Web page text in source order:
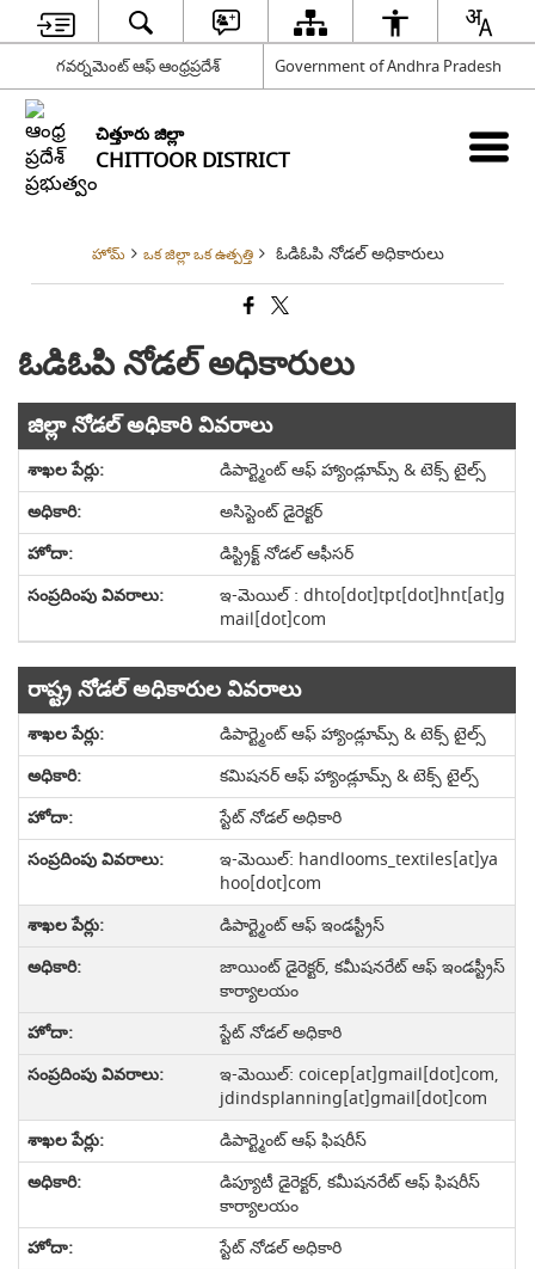
గవర్నమెంట్ ఆఫ్ ఆంధ్రప్రదేశ్ Government of Andhra Pradesh
చిత్తూరు జిల్లా
CHITTOOR DISTRICT
హోమ్ ఒక జిల్లా ఒక ఉత్పత్తి ఓడిఓపి నోడల్ అధికారులు
ఓడిఓపి నోడల్ అధికారులు
జిల్లా నోడల్ అధికారి వివరాలు
డిపార్ట్మెంట్ ఆఫ్ హ్యాండ్లూమ్స్ & టెక్స్ టైల్స్
అసిస్టెంట్ డైరెక్టర్
డిస్ట్రిక్ట్ నోడల్ ఆఫీసర్
ఇ-మెయిల్ : dhto[dot]tpt[dot]hnt[at]g
mail[dot]com
రాష్ట్ర నోడల్ అధికారుల వివరాలు
డిపార్ట్మెంట్ ఆఫ్ హ్యాండ్లూమ్స్ & టెక్స్ టైల్స్
కమిషనర్ ఆఫ్ హ్యాండ్లూమ్స్ & టెక్స్ టైల్స్
స్టేట్ నోడల్ అధికారి
ఇ-మెయిల్: handlooms_textiles[at]ya
hoo[dot]com
డిపార్ట్మెంట్ ఆఫ్ ఇండస్ట్రీస్
జాయింట్ డైరెక్టర్, కమీషనరేట్ ఆఫ్ ఇండస్ట్రీస్
కార్యాలయం
స్టేట్ నోడల్ అధికారి
ఇ-మెయిల్: coicep[at]gmail[dot]com,
jdindsplanning[at]gmail[dot]com
డిపార్ట్మెంట్ ఆఫ్ ఫిషరీస్
డిప్యూటీ డైరెక్టర్, కమీషనరేట్ ఆఫ్ ఫిషరీస్
కార్యాలయం
స్టేట్ నోడల్ అధికారి